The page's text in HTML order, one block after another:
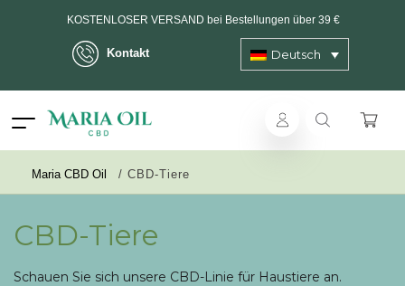
Kontakt
KOSTENLOSER VERSAND bei Bestellungen über 39 €
Lieferung in max. 2 Arbeitstagen - 3 Tage auf Inseln
Deutsch
Maria CBD Oil / CBD-Tiere
CBD-Tiere
Schauen Sie sich unsere CBD-Linie für Haustiere an.